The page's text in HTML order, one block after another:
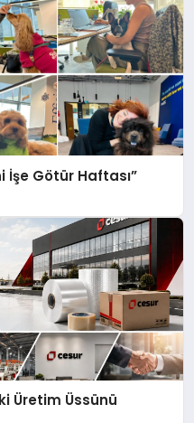
İşe Götür Haftası”
Üretim Üssünü